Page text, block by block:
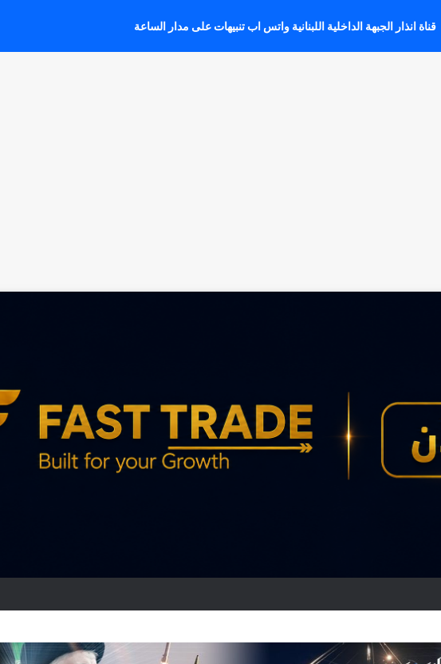
قناة انذار الجبهة الداخلية اللبنانية واتس اب تنبيهات على مدار الساعة